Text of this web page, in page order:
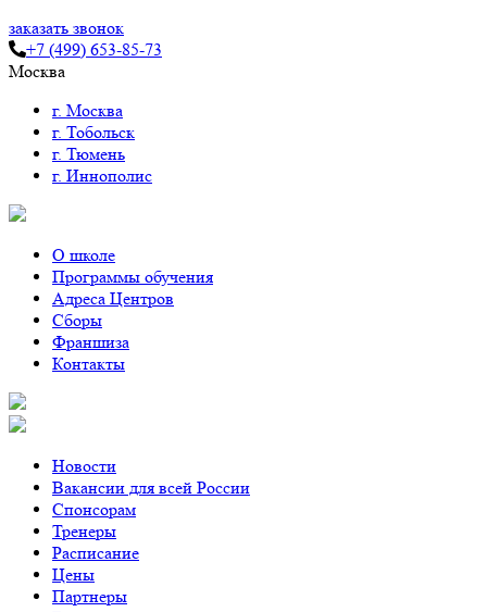
заказать звонок
+7 (499) 653-85-73
Москва
г. Москва
г. Тобольск
г. Тюмень
г. Иннополис
О школе
Программы обучения
Адреса Центров
Сборы
Франшиза
Контакты
Новости
Вакансии для всей России
Спонсорам
Тренеры
Расписание
Цены
Партнеры